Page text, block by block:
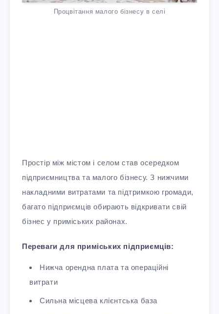
Процвітання малого бізнесу в селі
Простір між містом і селом став осередком
підприємництва та малого бізнесу. З нижчими
накладними витратами та підтримкою громади,
багато підприємців обирають відкривати свій
бізнес у приміських районах.
Переваги для приміських підприємців:
Нижча орендна плата та операційні
витрати
Сильна місцева клієнтська база